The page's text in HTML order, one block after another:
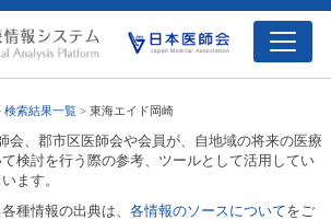
検索結果一覧 > 東海エイド岡崎
会、郡市区医師会や会員が、自地域の将来の医療
検討を行う際の参考、ツールとして活用してい
ます。
種情報の出典は、各情報のソースについてをご